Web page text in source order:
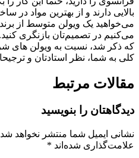
بالایی دارند و از بهترین مواد در
می‌خواهید یک ویولن متوسط از
می‌کنیم در تصمیم‌تان بازنگری
که ذکر شد، نسبت به ویولن های
کلی به شما، نظر استادتان و
مقالات مرتبط
دیدگاهتان را بنویسید
نشانی ایمیل شما منتشر نخواهد
علامت‌گذاری شده‌اند *